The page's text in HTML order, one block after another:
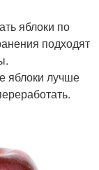
яблоки по
подходят
яблоки лучше